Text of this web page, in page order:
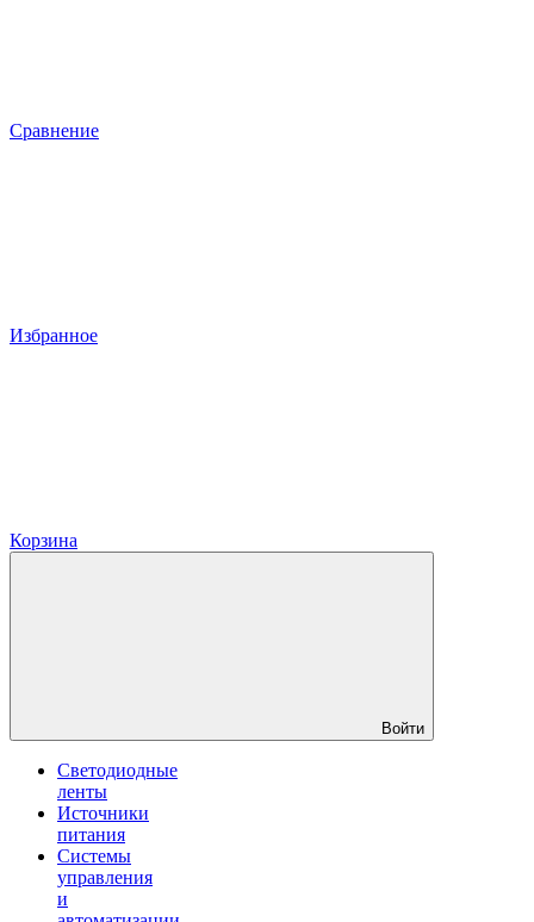
Сравнение
Избранное
Корзина
Войти
Светодиодные
ленты
Источники
питания
Системы
управления
и